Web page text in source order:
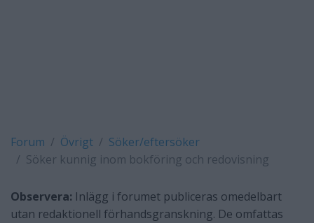
Forum Övrigt
Söker/eftersöker
Söker kunnig inom bokföring och redovisning
Observera: Inlägg i forumet publiceras omedelbart
utan redaktionell förhandsgranskning. De omfattas